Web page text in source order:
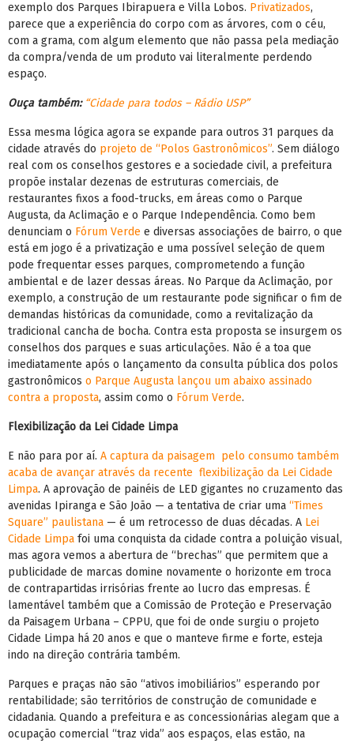
exemplo dos Parques Ibirapuera e Villa Lobos. Privatizados,
parece que a experiência do corpo com as árvores, com o céu,
com a grama, com algum elemento que não passa pela mediação
da compra/venda de um produto vai literalmente perdendo
espaço.
Ouça também: “Cidade para todos – Rádio USP”
Essa mesma lógica agora se expande para outros 31 parques da
cidade através do projeto de “Polos Gastronômicos”. Sem diálogo
real com os conselhos gestores e a sociedade civil, a prefeitura
propõe instalar dezenas de estruturas comerciais, de
restaurantes fixos a food-trucks, em áreas como o Parque
Augusta, da Aclimação e o Parque Independência. Como bem
denunciam o Fórum Verde e diversas associações de bairro, o que
está em jogo é a privatização e uma possível seleção de quem
pode frequentar esses parques, comprometendo a função
ambiental e de lazer dessas áreas. No Parque da Aclimação, por
exemplo, a construção de um restaurante pode significar o fim de
demandas históricas da comunidade, como a revitalização da
tradicional cancha de bocha. Contra esta proposta se insurgem os
conselhos dos parques e suas articulações. Não é a toa que
imediatamente após o lançamento da consulta pública dos polos
gastronômicos o Parque Augusta lançou um abaixo assinado
contra a proposta, assim como o Fórum Verde.
Flexibilização da Lei Cidade Limpa
E não para por aí. A captura da paisagem pelo consumo também
acaba de avançar através da recente flexibilização da Lei Cidade
Limpa. A aprovação de painéis de LED gigantes no cruzamento das
avenidas Ipiranga e São João — a tentativa de criar uma “Times
Square” paulistana — é um retrocesso de duas décadas. A Lei
Cidade Limpa foi uma conquista da cidade contra a poluição visual,
mas agora vemos a abertura de “brechas” que permitem que a
publicidade de marcas domine novamente o horizonte em troca
de contrapartidas irrisórias frente ao lucro das empresas. É
lamentável também que a Comissão de Proteção e Preservação
da Paisagem Urbana – CPPU, que foi de onde surgiu o projeto
Cidade Limpa há 20 anos e que o manteve firme e forte, esteja
indo na direção contrária também.
Parques e praças não são “ativos imobiliários” esperando por
rentabilidade; são territórios de construção de comunidade e
cidadania. Quando a prefeitura e as concessionárias alegam que a
ocupação comercial “traz vida” aos espaços, elas estão, na